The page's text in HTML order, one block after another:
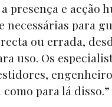
presença e acção
para
ou errada,
uso. Os
para lá disso.”